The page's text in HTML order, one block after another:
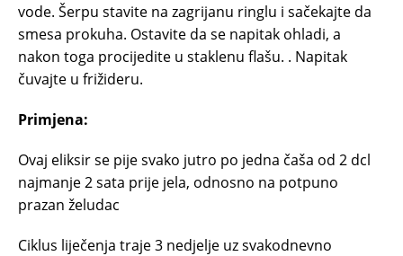
vode. Šerpu stavite na zagrijanu ringlu i sačekajte da
smesa prokuha. Ostavite da se napitak ohladi, a
nakon toga procijedite u staklenu flašu. . Napitak
čuvajte u frižideru.
Primjena:
Ovaj eliksir se pije svako jutro po jedna čaša od 2 dcl
najmanje 2 sata prije jela, odnosno na potpuno
prazan želudac
Ciklus liječenja traje 3 nedjelje uz svakodnevno